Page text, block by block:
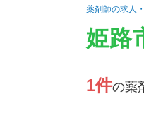
薬剤師の求人
姫路
1件の薬